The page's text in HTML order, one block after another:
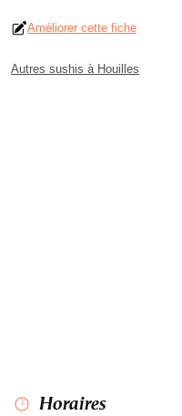
Améliorer cette fiche
Autres sushis à Houilles
Horaires